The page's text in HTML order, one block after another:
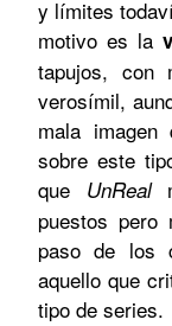
y límites
motivo es la
tapujos, con
verosímil,
mala
sobre este
que UnReal
puestos
paso de los
aquello que
tipo de series.